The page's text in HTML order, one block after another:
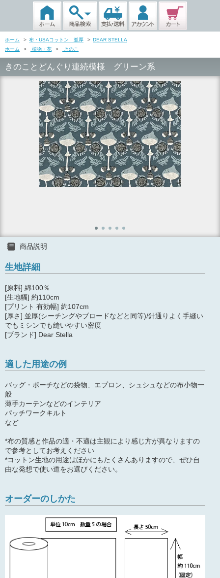
ホーム > 布・USAコットン 並厚 > DEAR STELLA
ホーム
> 植物・花 > きのこ
きのことどんぐり連続模様 グリーン系
商品説明
生地詳細
[原料] 綿100％
[生地幅] 約110cm
[プリント 有効幅] 約107cm
[厚さ] 並厚(シーチングやブロードなどと同等)/針通りよく手縫い
でもミシンでも縫いやすい密度
[ブランド] Dear Stella
適した用途の例
バッグ・ポーチなどの袋物、エプロン、シュシュなどの布小物一
般
薄手カーテンなどのインテリア
パッチワークキルト
など
*布の質感と作品の適・不適は主観により感じ方が異なりますの
で参考としてお考えください
*コットン生地の用途はほかにもたくさんありますので、ぜひ自
由な発想で使い道をお選びください。
オーダーのしかた